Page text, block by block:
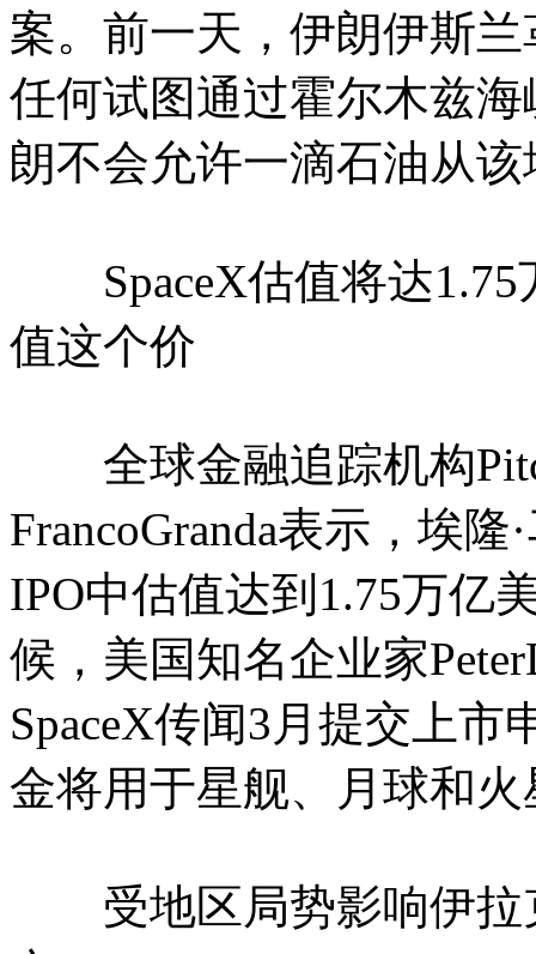
案。前一天，伊朗伊斯
任何试图通过霍尔木兹
朗不会允许一滴石油从
SpaceX估值将达1.75
值这个价
全球金融追踪机构
FrancoGranda表示，埃
IPO中估值达到1.75万亿
候，美国知名企业家
SpaceX传闻3月提交上
金将用于星舰、月球和
受地区局势影响伊拉